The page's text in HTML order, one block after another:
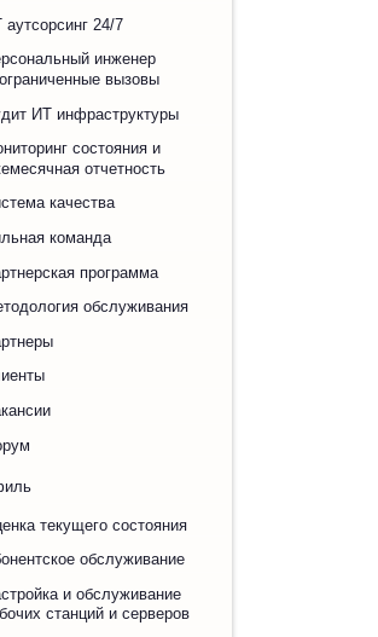
аутсорсинг 24/7
инженер
вызовы
ИТ инфраструктуры
состояния и
отчетность
качества
команда
программа
обслуживания
текущего состояния
обслуживание
и обслуживание
станций и серверов